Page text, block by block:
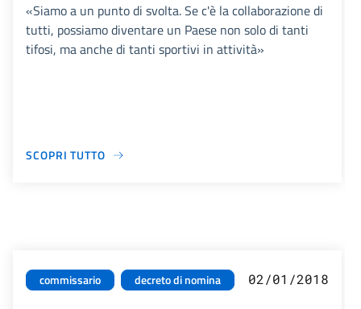
«Siamo a un punto di svolta. Se c'è la collaborazione di
tutti, possiamo diventare un Paese non solo di tanti
tifosi, ma anche di tanti sportivi in attività»
SCOPRI TUTTO
commissario decreto di nomina 02/01/2018